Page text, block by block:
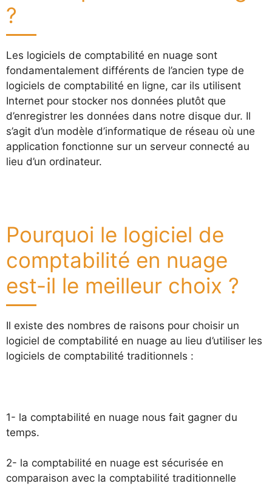
?
Les logiciels de comptabilité en nuage sont
fondamentalement différents de l’ancien type de
logiciels de comptabilité en ligne, car ils utilisent
Internet pour stocker nos données plutôt que
d’enregistrer les données dans notre disque dur. Il
s’agit d’un modèle d’informatique de réseau où une
application fonctionne sur un serveur connecté au
lieu d’un ordinateur.
Pourquoi le logiciel de
comptabilité en nuage
est-il le meilleur choix ?
Il existe des nombres de raisons pour choisir un
logiciel de comptabilité en nuage au lieu d’utiliser les
logiciels de comptabilité traditionnels :
1- la comptabilité en nuage nous fait gagner du
temps.
2- la comptabilité en nuage est sécurisée en
comparaison avec la comptabilité traditionnelle